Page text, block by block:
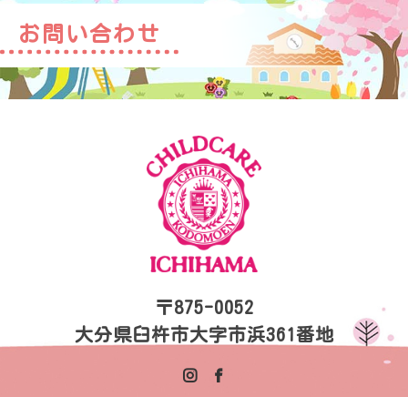
お問い合わせ
〒875-0052
大分県臼杵市大字市浜361番地